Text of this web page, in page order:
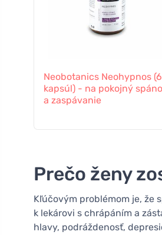
Neobotanics Neohypnos
kapsúl) - na pokojný
a zaspávanie
Prečo ženy
Kľúčovým problémom je, že
k lekárovi s chrápáním a
hlavy, podráždenosť,